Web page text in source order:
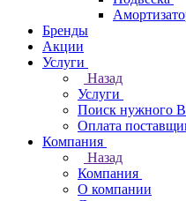
Бренды
Акции
Услуги
Назад
Услуги
Поиск нужного
Оплата
Компания
Назад
Компания
О компании